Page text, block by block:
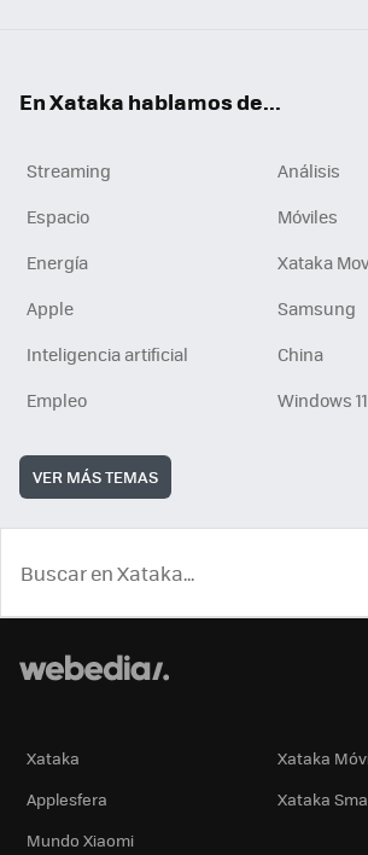
En Xataka hablamos de...
Streaming
Análisis
Espacio
Móviles
Energía
Xataka
Apple
Samsung
Inteligencia artificial
China
Empleo
Windows 11
VER MÁS TEMAS
Xataka
Xataka
Applesfera
Xataka
Mundo Xiaomi